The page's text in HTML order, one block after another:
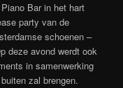
Bar in het hart
party van de
schoenen –
deze avond werdt ook
in samenwerking
zal brengen.